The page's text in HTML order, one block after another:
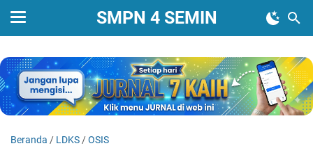
SMPN 4 SEMIN
Beranda / LDKS /OSIS